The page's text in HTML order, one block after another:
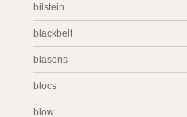
bilstein
blackbelt
blasons
blocs
blow